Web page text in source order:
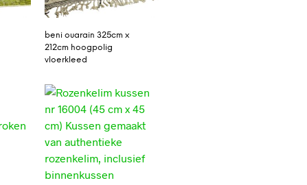
beni ouarain 325cm x
212cm hoogpolig
vloerkleed